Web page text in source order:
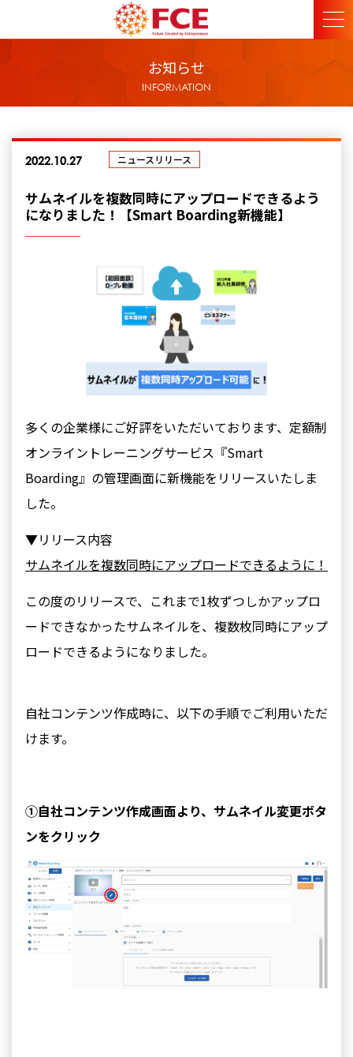
お知らせ
INFORMATION
2022.10.27 ニュースリリース
サムネイルを複数同時にアップロードできるよう
になりました！【Smart Boarding新機能】
多くの企業様にご好評をいただいております、定額制
オンライントレーニングサービス『Smart
Boarding』の管理画面に新機能をリリースいたしま
した。
▼リリース内容
サムネイルを複数同時にアップロードできるように！
この度のリリースで、これまで1枚ずつしかアップロ
ードできなかったサムネイルを、複数枚同時にアップ
ロードできるようになりました。
自社コンテンツ作成時に、以下の手順でご利用いただ
けます。
①自社コンテンツ作成画面より、サムネイル変更ボタ
ンをクリック